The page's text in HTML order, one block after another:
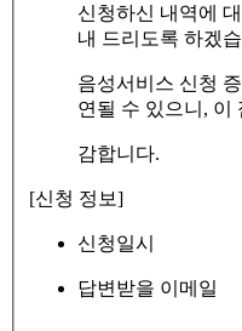
신청하신 내역에
내 드리도록 하겠
음성서비스 신청
연될 수 있으니, 이
감합니다.
[신청 정보]
신청일시
답변받을 이메일